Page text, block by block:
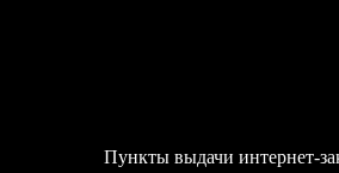
Пункты выдачи интернет-